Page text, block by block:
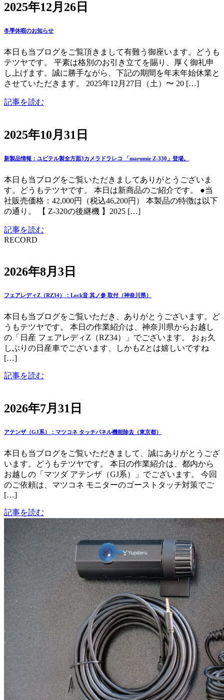
2025年12月26日
冬季休暇のお知らせ
本日も当ブログをご覧頂きまして有難う御座います。どうも
テツヤです。 平素は格別のお引き立てを賜り、厚く御礼申
し上げます。誠に勝手ながら、下記の期間を年末年始休業と
させていただきます。 2025年12月27日（土）〜 20 […]
記事を読む
2025年10月31日
新製品情報：ユピテル製全方面3カメラドラレコ 「marumie Z-330」登場。
本日も当ブログをご覧いただきましてありがとうございま
す。どうもテツヤです。 本日は新商品のご紹介です。 ●当
社販売価格：42,000円（税込46,200円） 本製品の特徴は以下
の通り。 【 Z-320の後継機 】2025 […]
記事を読む
RECORD
2026年8月3日
フェアレディZ（RZ34）：Lock音 其ノ参 取付（神奈川県）
本日も当ブログをご覧いただき、ありがとうございます。ど
うもテツヤです。 本日の作業紹介は、神奈川県からお越し
の「日産 フェアレディZ（RZ34）」でございます。 おぉ久
しぶりの日産車でございます、しかもZとは嬉しいですね
[…]
記事を読む
2026年7月31日
アテンザ（GJ系）：マツコネ タッチパネル機能除去（東京都）
本日も当ブログをご覧いただきまして、誠にありがとうござ
います。どうもテツヤです。 本日の作業紹介は、都内から
お越しの「マツダ アテンザ（GJ系）」でございます。 今回
のご依頼は、マツコネ モニターのゴーストタッチ対策でご
[…]
記事を読む